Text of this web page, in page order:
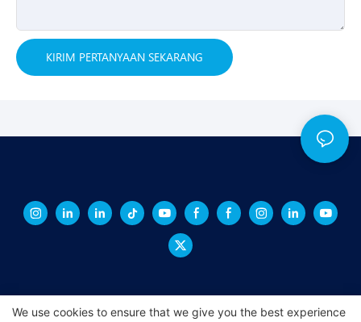
KIRIM PERTANYAAN SEKARANG
We use cookies to ensure that we give you the best experience